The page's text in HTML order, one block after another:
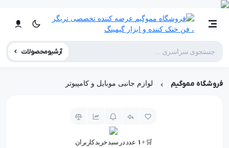
آرشیو محصولات
فروشگاه مموگیم لوازم جانبی موبایل و کامپیوتر
🤩 بهترین قیمت در
🛒 +
1 عدد در سبد خرید کاربران